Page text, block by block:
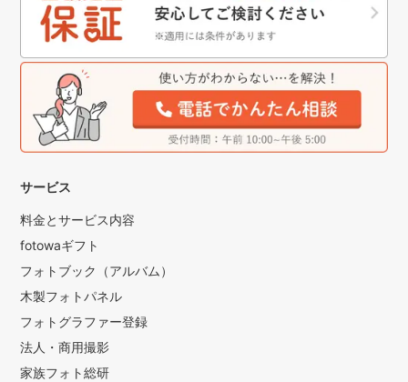
サービス
料金とサービス内容
fotowaギフト
フォトブック（アルバム）
木製フォトパネル
フォトグラファー登録
法人・商用撮影
家族フォト総研